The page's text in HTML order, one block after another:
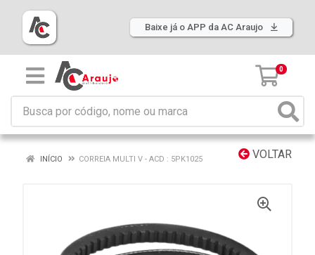
Baixe já o APP da AC Araujo
0
VOLTAR
INÍCIO CORREIA MULTI V - ACD : 5PK1025